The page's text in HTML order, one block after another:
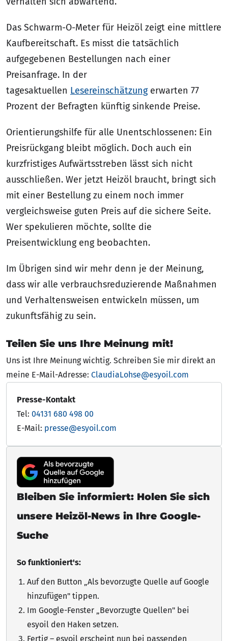
Das Schwarm-O-Meter für Heizöl zeigt eine mittlere
Kaufbereitschaft. Es misst die tatsächlich
aufgegebenen Bestellungen nach einer
Preisanfrage. In der
tagesaktuellen Lesereinschätzungerwarten 77
Prozent der Befragten künftig sinkende Preise.
Orientierungshilfe für alle Unentschlossenen: Ein
Preisrückgang bleibt möglich. Doch auch ein
kurzfristiges Aufwärtsstreben lässt sich nicht
ausschließen. Wer jetzt Heizöl braucht, bringt sich
mit einer Bestellung zu einem noch immer
vergleichsweise guten Preis auf die sichere Seite.
Wer spekulieren möchte, sollte die
Preisentwicklung eng beobachten.
Im Übrigen sind wir mehr denn je der Meinung,
dass wir alle verbrauchsreduzierende Maßnahmen
und Verhaltensweisen entwickeln müssen, um
zukunftsfähig zu sein.
Teilen Sie uns Ihre Meinung mit!
Uns ist Ihre Meinung wichtig. Schreiben Sie mir direkt an
meine E-Mail-Adresse: ClaudiaLohse@esyoil.com
Presse-Kontakt
Tel: 04131 680 498 00
E-Mail: presse@esyoil.com
Bleiben Sie informiert: Holen Sie sich
unsere Heizöl-News in Ihre Google-
Suche
So funktioniert's:
Auf den Button „Als bevorzugte Quelle auf Google
hinzufügen" tippen.
Im Google-Fenster „Bevorzugte Quellen" bei
esyoil den Haken setzen.
Fertig – esyoil erscheint nun bei passenden